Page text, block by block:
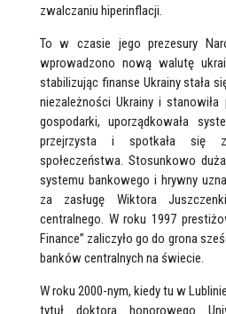
zwalczaniu hiperinflacji.
To w czasie jego prezesury
wprowadzono nową walutę
stabilizując finanse Ukrainy stała
niezależności Ukrainy i
gospodarki, uporządkowała
przejrzysta i spotkała się
społeczeństwa. Stosunkowo
systemu bankowego i hrywny
za zasługę Wiktora
centralnego. W roku 1997
Finance” zaliczyło go do grona
banków centralnych na świecie.
W roku 2000-nym, kiedy tu w
tytuł doktora honorowego